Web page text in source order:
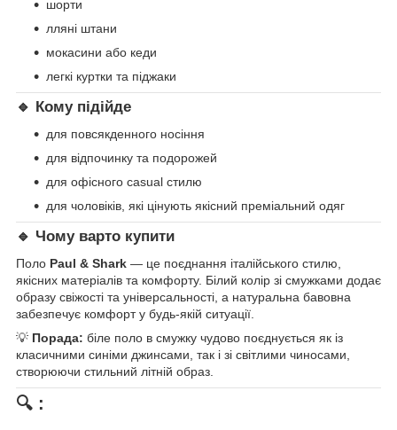
шорти
лляні штани
мокасини або кеди
легкі куртки та піджаки
🔹 Кому підійде
для повсякденного носіння
для відпочинку та подорожей
для офісного casual стилю
для чоловіків, які цінують якісний преміальний одяг
🔹 Чому варто купити
Поло Paul & Shark — це поєднання італійського стилю,
якісних матеріалів та комфорту. Білий колір зі смужками додає
образу свіжості та універсальності, а натуральна бавовна
забезпечує комфорт у будь-якій ситуації.
💡 Порада: біле поло в смужку чудово поєднується як із
класичними синіми джинсами, так і зі світлими чиносами,
створюючи стильний літній образ.
🔍 :